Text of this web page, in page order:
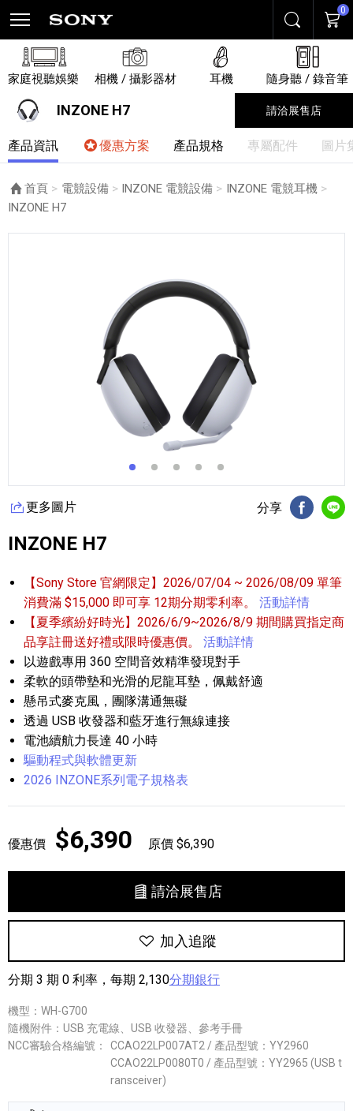
搜尋 購物
0
家庭視聽娛樂 相機 / 攝影器材 耳機 隨身聽 / 錄音筆
INZONE H7 請洽展售店
產品資訊 優惠方案 產品規格 專屬配件 圖片
首頁 電競設備 INZONE 電競設備
INZONE 電競耳機
目前頁面：
INZONE H7
更多圖片 分享
FB分享
INZONE H7
【Sony Store 官網限定】2026/07/04 ~ 2026/08/09 單筆
消費滿 $15,000 即可享 12期分期零利率。
活動詳情
【夏季繽紛好時光】2026/6/9~2026/8/9 期間購買指定商
品享註冊送好禮或限時優惠價。
活動詳情
以遊戲專用 360 空間音效精準發現對手
柔軟的頭帶墊和光滑的尼龍耳墊，佩戴舒適
懸吊式麥克風，團隊溝通無礙
透過 USB 收發器和藍牙進行無線連接
電池續航力長達 40 小時
驅動程式與軟體更新
2026 INZONE系列電子規格表
優惠價 $6,390 原價 $6,390
請洽展售店
加入追蹤
分期 3 期 0 利率，每期 2,130分期銀行
機型：WH-G700
隨機附件：USB 充電線、USB 收發器、參考手冊
NCC審驗合格編號：
CCAO22LP007AT2 / 產品型號：YY2960
CCAO22LP0080T0 / 產品型號：YY2965 (USB t
ransceiver)